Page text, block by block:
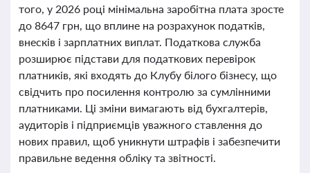
того, у 2026 році мінімальна заробітна плата зросте
до 8647 грн, що вплине на розрахунок податків,
внесків і зарплатних виплат. Податкова служба
розширює підстави для податкових перевірок
платників, які входять до Клубу білого бізнесу, що
свідчить про посилення контролю за сумлінними
платниками. Ці зміни вимагають від бухгалтерів,
аудиторів і підприємців уважного ставлення до
нових правил, щоб уникнути штрафів і забезпечити
правильне ведення обліку та звітності.